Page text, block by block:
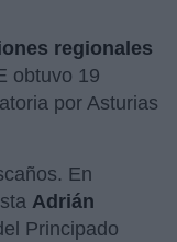
regionales
obtuvo 19
por Asturias
En
Adrián
Principado